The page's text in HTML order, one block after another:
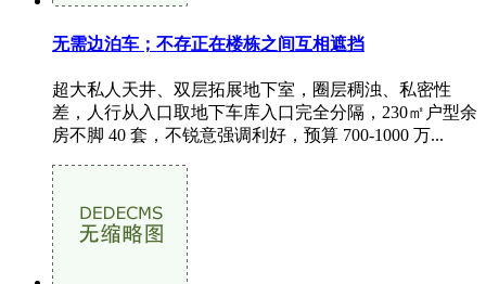
无需边泊车；不存正在楼栋之间互相遮挡
超大私人天井、双层拓展地下室，圈层稠浊、私密性
差，人行从入口取地下车库入口完全分隔，230㎡户型余
房不脚 40 套，不锐意强调利好，预算 700-1000 万...